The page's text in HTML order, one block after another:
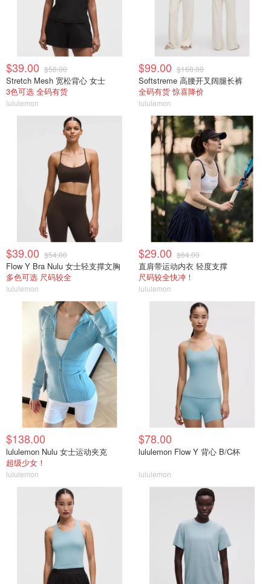
$39.00 $58.00
Stretch Mesh 宽松背心 女士
3色可选 全码有货
lululemon
$99.00 $168.00
Softstreme 高腰开叉阔腿长裤
全码有货 惊喜降价
lululemon
$39.00 $54.00
Flow Y Bra Nulu 女士轻支撑文胸
多色可选 尺码较全
lululemon
$29.00 $64.00
直肩带运动内衣 轻度支撑
尺码较全快冲！
lululemon
$138.00
lululemon Nulu 女士运动夹克
超级少女！
lululemon
$78.00
lululemon Flow Y 背心 B/C杯
lululemon